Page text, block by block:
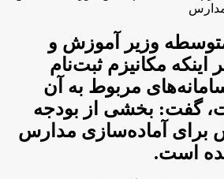
وزیر آموزش و
اینکه مکانیزم ثبت‌نام
مربوط به آن
گفت: بخشی از بودجه
برای آماده‌سازی مدارس
است.